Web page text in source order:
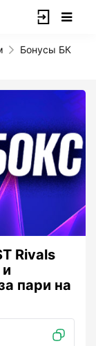
Бонусы БК
Rivals
пари на